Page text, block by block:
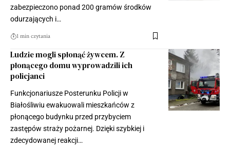
zabezpieczono ponad 200 gramów środków
odurzających i…
1 min czytania
Ludzie mogli spłonąć żywcem. Z
płonącego domu wyprowadzili ich
policjanci
Funkcjonariusze Posterunku Policji w
Białośliwiu ewakuowali mieszkańców z
płonącego budynku przed przybyciem
zastępów straży pożarnej. Dzięki szybkiej i
zdecydowanej reakcji…